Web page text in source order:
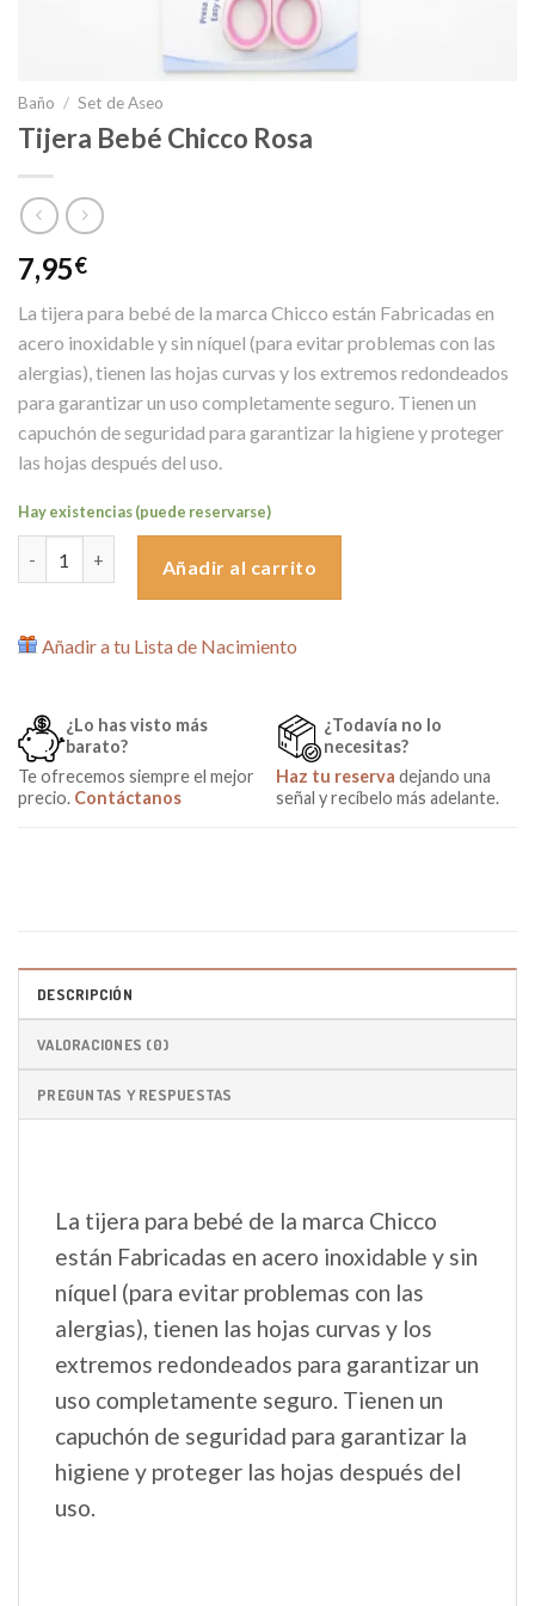
Baño / Set de Aseo
Tijera Bebé Chicco Rosa
7,95€
La tijera para bebé de la marca Chicco están Fabricadas en
acero inoxidable y sin níquel (para evitar problemas con las
alergias), tienen las hojas curvas y los extremos redondeados
para garantizar un uso completamente seguro. Tienen un
capuchón de seguridad para garantizar la higiene y proteger
las hojas después del uso.
Hay existencias (puede reservarse)
Añadir al carrito
Añadir a tu Lista de Nacimiento
¿Lo has visto más
barato?
Te ofrecemos siempre el mejor
precio. Contáctanos
¿Todavía no lo
necesitas?
Haz tu reserva dejando una
señal y recíbelo más adelante.
DESCRIPCIÓN
VALORACIONES (0)
PREGUNTAS Y RESPUESTAS
La tijera para bebé de la marca Chicco
están Fabricadas en acero inoxidable y sin
níquel (para evitar problemas con las
alergias), tienen las hojas curvas y los
extremos redondeados para garantizar un
uso completamente seguro. Tienen un
capuchón de seguridad para garantizar la
higiene y proteger las hojas después del
uso.